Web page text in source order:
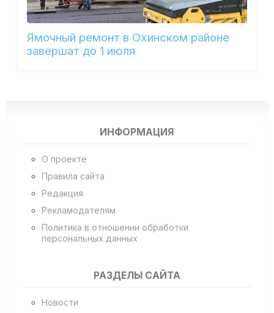
Ямочный ремонт в Охинском районе
завершат до 1 июля
ИНФОРМАЦИЯ
О проекте
Правила сайта
Редакция
Рекламодателям
Политика в отношении обработки
персональных данных
РАЗДЕЛЫ САЙТА
Новости